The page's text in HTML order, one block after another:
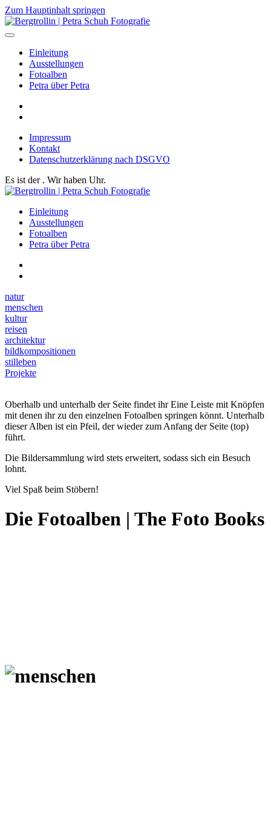
Zum Hauptinhalt springen
Einleitung
Ausstellungen
Fotoalben
Petra über Petra
Impressum
Kontakt
Datenschutzerklärung nach DSGVO
Es ist der . Wir haben Uhr.
Einleitung
Ausstellungen
Fotoalben
Petra über Petra
natur
menschen
kultur
reisen
architektur
bildkompositionen
stilleben
Projekte
Oberhalb und unterhalb der Seite findet ihr Eine Leiste mit Knöpfen
mit denen ihr zu den einzelnen Fotoalben springen könnt. Unterhalb
dieser Alben ist ein Pfeil, der wieder zum Anfang der Seite (top)
führt.
Die Bildersammlung wird stets erweitert, sodass sich ein Besuch
lohnt.
Viel Spaß beim Stöbern!
Die Fotoalben | The Foto Books